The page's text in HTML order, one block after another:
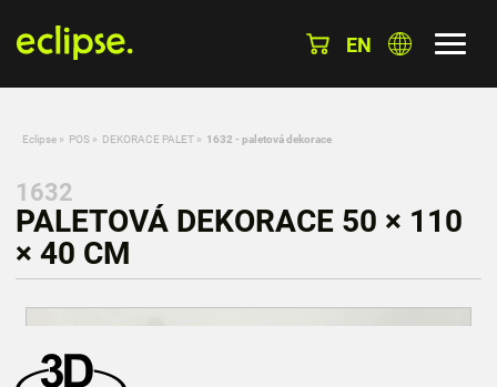
EN
Eclipse » POS » DEKORACE PALET » 1632 - paletová dekorace
1632
PALETOVÁ DEKORACE 50 × 110
× 40 CM